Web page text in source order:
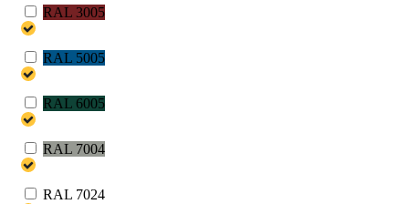
RAL 3005
RAL 5005
RAL 6005
RAL 7004
RAL 7024